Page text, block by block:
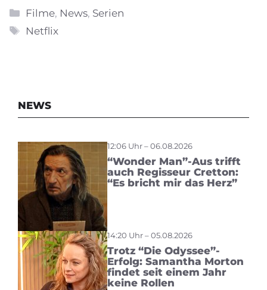
Kategorien
Filme, News, Serien
Schlagwörter
Netflix
NEWS
12:06 Uhr – 06.08.2026
“Wonder Man”-Aus trifft
auch Regisseur Cretton:
“Es bricht mir das Herz”
14:20 Uhr – 05.08.2026
Trotz “Die Odyssee”-
Erfolg: Samantha Morton
findet seit einem Jahr
keine Rollen